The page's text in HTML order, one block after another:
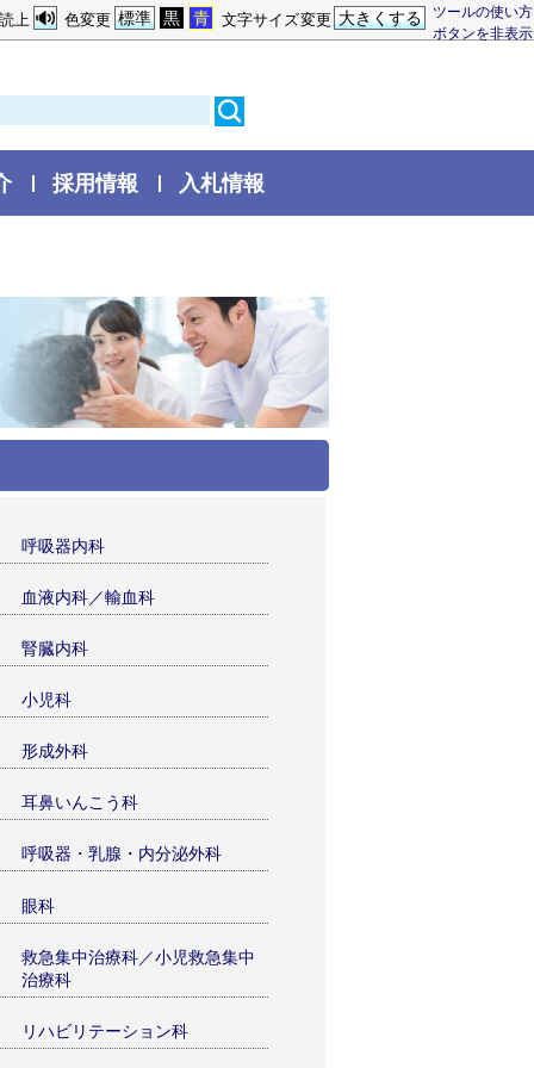
ツールの使い方
ボタンを非表示
文字サイズ変更 大きくする
色変更 標準 黒 青
読上
採用情報 入札情報
呼吸器内科
血液内科／輸血科
腎臓内科
小児科
形成外科
耳鼻いんこう科
呼吸器・乳腺・内分泌外科
眼科
救急集中治療科／小児救急集中
治療科
リハビリテーション科